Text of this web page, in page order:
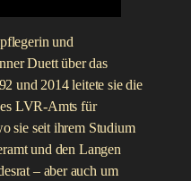
und
Duett über das
und 2014 leitete sie die
LVR-Amts für
sie seit ihrem Studium
und den Langen
– aber auch um